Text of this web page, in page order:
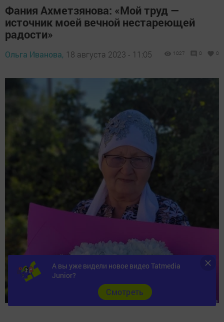
Фания Ахметзянова: «Мой труд —
источник моей вечной нестареющей
радости»
Ольга Иванова, 18 августа 2023 - 11:05 1027 0 0
А вы уже видели новое видео Tatmedia
Junior?
Cмотреть